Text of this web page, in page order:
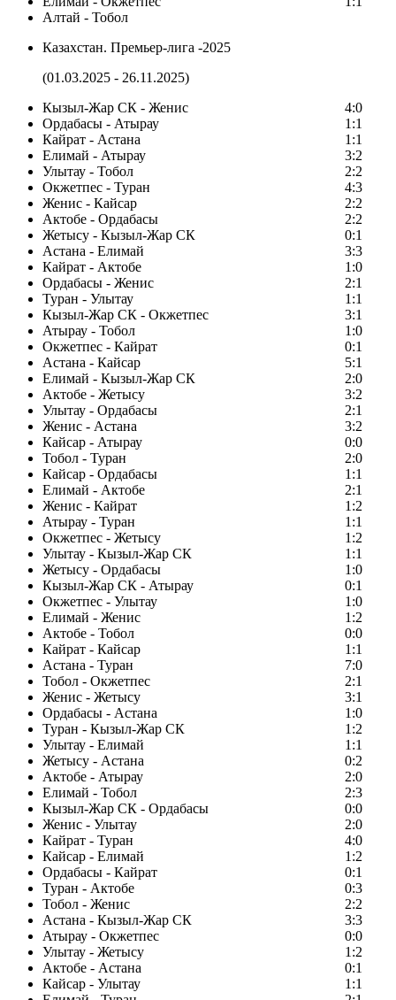
Алтай - Тобол
Казахстан. Премьер-лига -2025
(01.03.2025 - 26.11.2025)
Кызыл-Жар СК - Женис
4:0
Ордабасы - Атырау
1:1
Кайрат - Астана
1:1
Елимай - Атырау
3:2
Улытау - Тобол
2:2
Окжетпес - Туран
4:3
Женис - Кайсар
2:2
Актобе - Ордабасы
2:2
Жетысу - Кызыл-Жар СК
0:1
Астана - Елимай
3:3
Кайрат - Актобе
1:0
Ордабасы - Женис
2:1
Туран - Улытау
1:1
Кызыл-Жар СК - Окжетпес
3:1
Атырау - Тобол
1:0
Окжетпес - Кайрат
0:1
Астана - Кайсар
5:1
Елимай - Кызыл-Жар СК
2:0
Актобе - Жетысу
3:2
Улытау - Ордабасы
2:1
Женис - Астана
3:2
Кайсар - Атырау
0:0
Тобол - Туран
2:0
Кайсар - Ордабасы
1:1
Елимай - Актобе
2:1
Женис - Кайрат
1:2
Атырау - Туран
1:1
Окжетпес - Жетысу
1:2
Улытау - Кызыл-Жар СК
1:1
Жетысу - Ордабасы
1:0
Кызыл-Жар СК - Атырау
0:1
Окжетпес - Улытау
1:0
Елимай - Женис
1:2
Актобе - Тобол
0:0
Кайрат - Кайсар
1:1
Астана - Туран
7:0
Тобол - Окжетпес
2:1
Женис - Жетысу
3:1
Ордабасы - Астана
1:0
Туран - Кызыл-Жар СК
1:2
Улытау - Елимай
1:1
Жетысу - Астана
0:2
Актобе - Атырау
2:0
Елимай - Тобол
2:3
Кызыл-Жар СК - Ордабасы
0:0
Женис - Улытау
2:0
Кайрат - Туран
4:0
Кайсар - Елимай
1:2
Ордабасы - Кайрат
0:1
Туран - Актобе
0:3
Тобол - Женис
2:2
Астана - Кызыл-Жар СК
3:3
Атырау - Окжетпес
0:0
Улытау - Жетысу
1:2
Актобе - Астана
0:1
Кайсар - Улытау
1:1